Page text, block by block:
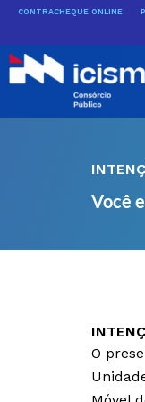
conteúdo
CONTRACHEQUE ONLINE
Você
O